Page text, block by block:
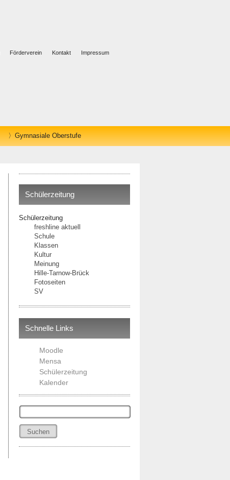
Impressum
Kontakt
Förderverein
Gymnasiale Oberstufe
Schülerzeitung
Schülerzeitung
freshline aktuell
Schule
Klassen
Kultur
Meinung
Hille-Tarnow-Brück
Fotoseiten
SV
Schnelle Links
Moodle
Mensa
Schülerzeitung
Kalender
Suchen
nach: